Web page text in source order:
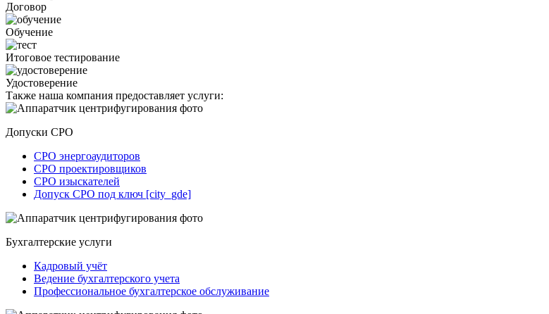
Договор
Обучение
Итоговое тестирование
Удостоверение
Также наша компания предоставляет услуги:
Допуски СРО
СРО энергоаудиторов
СРО проектировщиков
СРО изыскателей
Допуск СРО под ключ [city_gde]
Бухгалтерские услуги
Кадровый учёт
Ведение бухгалтерского учета
Профессиональное бухгалтерское обслуживание